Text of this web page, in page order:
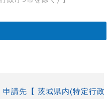
請先【 茨城県内(特定行政